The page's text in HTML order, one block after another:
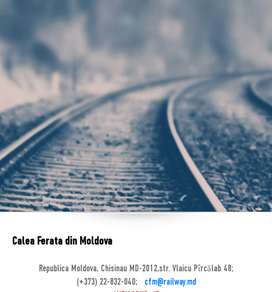
Calea Ferata din Moldova
Republica Moldova, Chisinau MD-2012,str. Vlaicu Pîrcălab 48;
(+373) 22-832-040;
cfm@railway.md